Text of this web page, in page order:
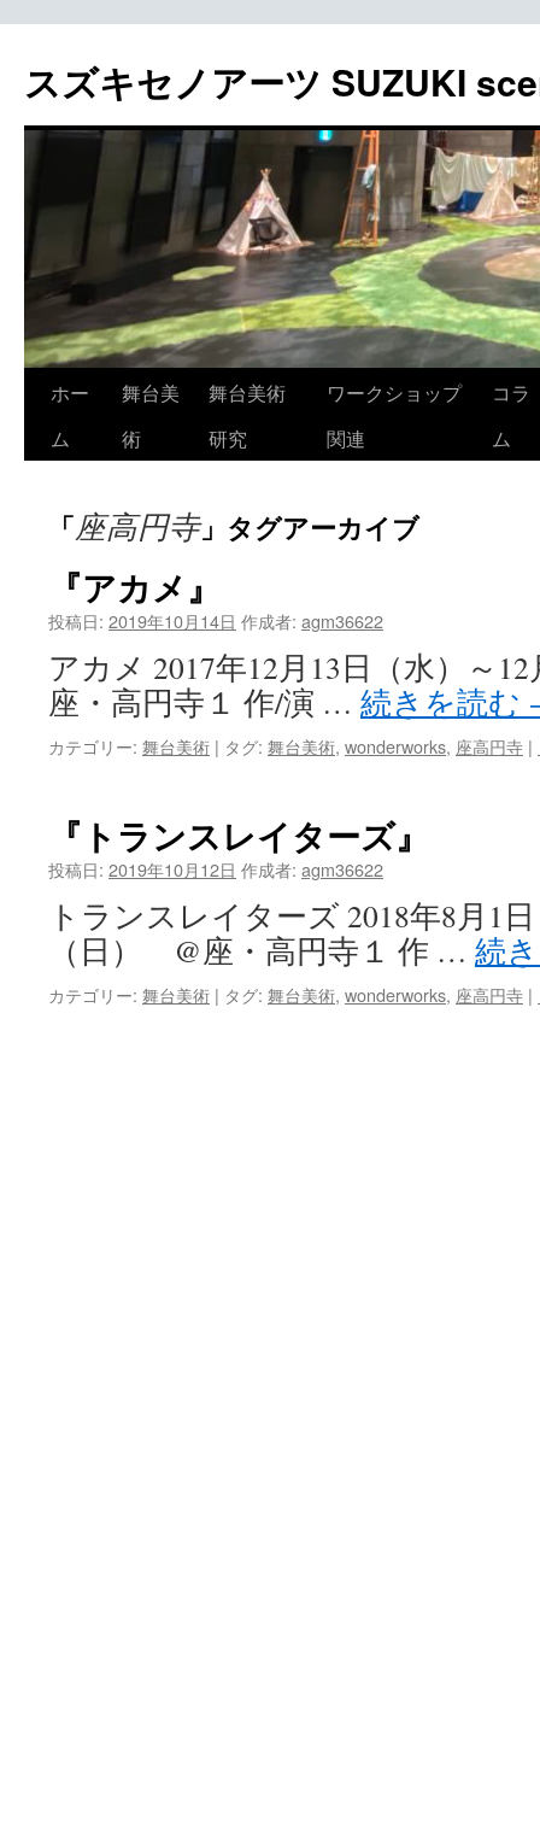
スズキセノアーツ SUZUKI
へ
ス
キ
ッ
ホー
ム
舞台美
術
舞台美術
研究
ワークショップ
関連
コラ
ム
「座高円寺」タグアーカイブ
『アカメ』
投稿日: 2019年10月14日 作成者: agm36622
アカメ 2017年12月13日（水）～
座・高円寺１ 作/演 … 続きを読む
カテゴリー: 舞台美術 | タグ: 舞台美術, wonderworks, 座高円寺 |
『トランスレイターズ』
投稿日: 2019年10月12日 作成者: agm36622
トランスレイターズ 2018年8月1
（日） @座・高円寺１ 作 … 続
カテゴリー: 舞台美術 | タグ: 舞台美術, wonderworks, 座高円寺 |